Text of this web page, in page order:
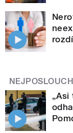
„Asi